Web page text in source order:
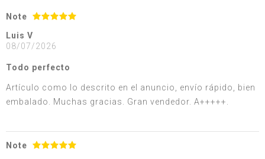
Note
Luis V
08/07/2026
Todo perfecto
Artículo como lo descrito en el anuncio, envío rápido, bien
embalado. Muchas gracias. Gran vendedor. A+++++.
Note